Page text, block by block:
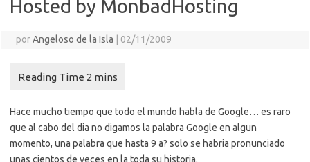
Hosted by MonbadHosting
porAngeloso de la Isla 02/11/2009
Hace mucho tiempo que todo el mundo habla de Google… es raro
que al cabo del dia no digamos la palabra Google en algun
momento, una palabra que hasta 9 a? solo se habria pronunciado
unas cientos de veces en la toda su historia.